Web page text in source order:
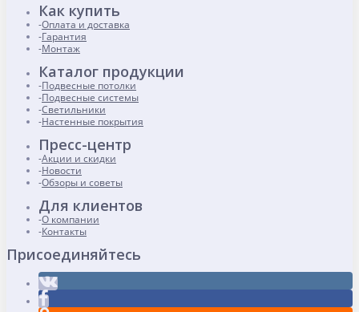
Как купить
Оплата и доставка
Гарантия
Монтаж
Каталог продукции
Подвесные потолки
Подвесные системы
Светильники
Настенные покрытия
Пресс-центр
Акции и скидки
Новости
Обзоры и советы
Для клиентов
О компании
Контакты
Присоединяйтесь